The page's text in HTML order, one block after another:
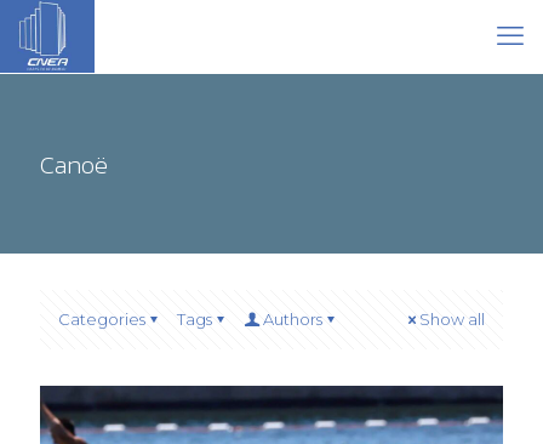
Canoë
Categories Tags Authors Show all